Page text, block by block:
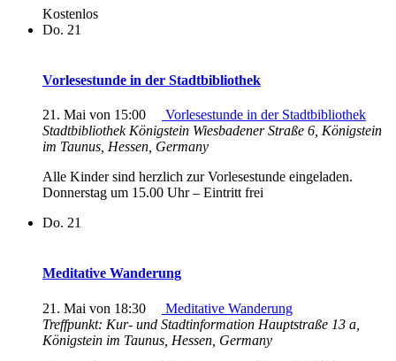
Kostenlos
Do. 21
Vorlesestunde in der Stadtbibliothek
21. Mai von 15:00
Vorlesestunde in der Stadtbibliothek
Stadtbibliothek Königstein Wiesbadener Straße 6, Königstein
im Taunus, Hessen, Germany
Alle Kinder sind herzlich zur Vorlesestunde eingeladen.
Donnerstag um 15.00 Uhr – Eintritt frei
Do. 21
Meditative Wanderung
21. Mai von 18:30
Meditative Wanderung
Treffpunkt: Kur- und Stadtinformation Hauptstraße 13 a,
Königstein im Taunus, Hessen, Germany